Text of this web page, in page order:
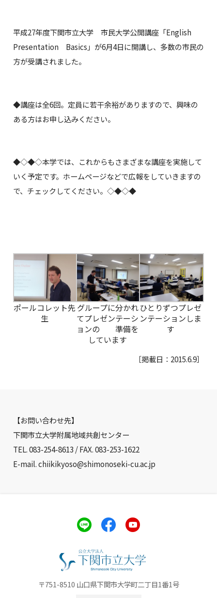
平成27年度下関市立大学 市民大学公開講座「English
Presentation Basics」が6月4日に開講し、多数の市民の
方が受講されました。
◆講座は全6回。定員に若干余裕がありますので、興味の
ある方はお申し込みください。
◆◇◆◇本学では、これからもさまざまな講座を実施して
いく予定です。ホームページなどで広報をしていきますの
で、チェックしてください。◇◆◇◆
ポールコレット先
生
グループに分かれ
てプレゼンテーシ
ョンの 準備を
しています
ひとりずつプレゼ
ンテーションしま
す
［掲載日：2015.6.9］
【お問い合わせ先】
下関市立大学附属地域共創センター
TEL. 083-254-8613 / FAX. 083-253-1622
E-mail. chiikikyoso@shimonoseki-cu.ac.jp
〒751-8510 山口県下関市大学町二丁目1番1号